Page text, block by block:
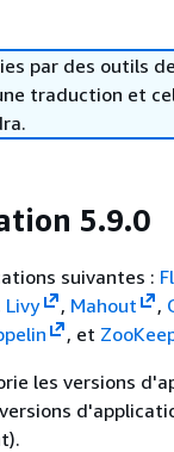
par des outils
traduction et
5.9.0
suivantes :
Livy , Mahout ,
, et
les versions